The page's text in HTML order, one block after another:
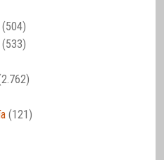
(504)
(533)
(121)